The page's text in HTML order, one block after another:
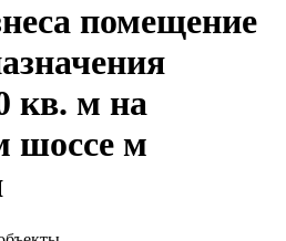
помещение
кв. м на
шоссе м